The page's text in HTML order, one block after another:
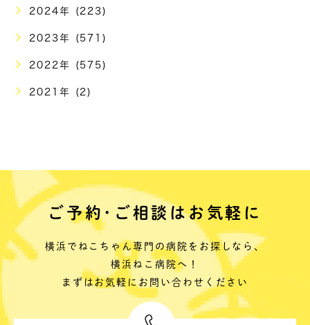
2024年 (223)
2023年 (571)
2022年 (575)
2021年 (2)
ご予約･ご相談はお気軽に
横浜でねこちゃん専門の病院をお探しなら、
横浜ねこ病院へ！
まずはお気軽にお問い合わせください